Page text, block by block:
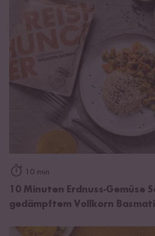
10 min
10 Minuten Erdnuss-Gemüse
gedämpftem Vollkorn Basmati